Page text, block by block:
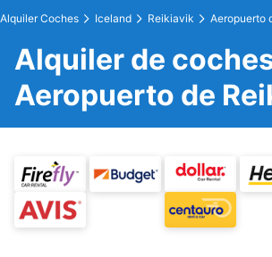
Alquiler Coches Iceland Reikiavik Aeropuerto
Alquiler de
Aeropuerto de